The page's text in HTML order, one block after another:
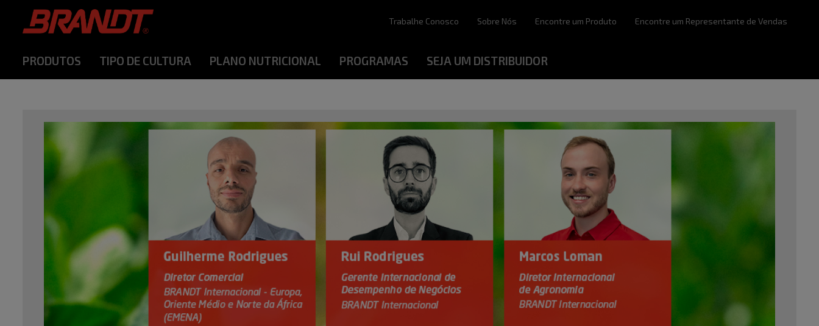
Trabalhe Conosco Sobre Nós Encontre um Produto Encontre um Representante de Vendas
PRODUTOS TIPO DE CULTURA PLANO NUTRICIONAL PROGRAMAS SEJA UM DISTRIBUIDOR